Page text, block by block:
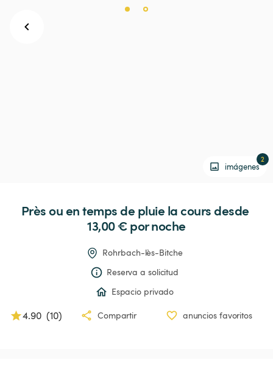
imágenes
2
Prèsouentempsde pluie lacours desde
13,00 € por noche
Rohrbach-lès-Bitche
Reserva a solicitud
Espacio privado
4.90 (10) Compartir anuncios favoritos